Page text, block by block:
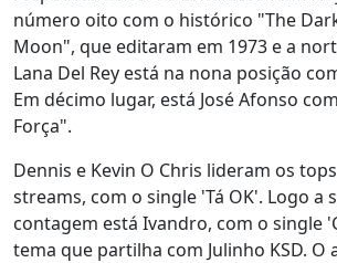
número oito com o histórico "The
Moon", que editaram em 1973 e a
Lana Del Rey está na nona posição
Em décimo lugar, está José Afonso
Força".
Dennis e Kevin O Chris lideram os
streams, com o single 'Tá OK'. Logo a
contagem está Ivandro, com o single
tema que partilha com Julinho KSD.